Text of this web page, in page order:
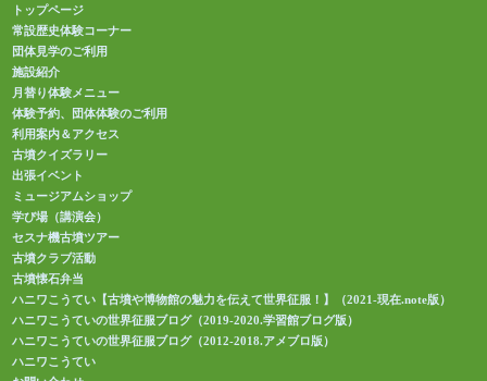
トップページ
常設歴史体験コーナー
団体見学のご利用
施設紹介
月替り体験メニュー
体験予約、団体体験のご利用
利用案内＆アクセス
古墳クイズラリー
出張イベント
ミュージアムショップ
学び場（講演会）
セスナ機古墳ツアー
古墳クラブ活動
古墳懐石弁当
ハニワこうてい【古墳や博物館の魅力を伝えて世界征服！】（2021-現在.note版）
ハニワこうていの世界征服ブログ（2019-2020.学習館ブログ版）
ハニワこうていの世界征服ブログ（2012-2018.アメブロ版）
ハニワこうてい